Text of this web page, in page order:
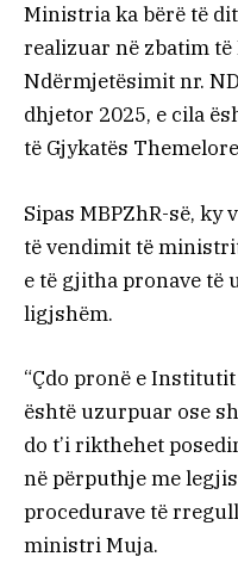
Ministria ka bërë të
realizuar në zbatim të
Ndërmjetësimit nr.
dhjetor 2025, e cila
të Gjykatës
Sipas MBPZhR-së,
të vendimit të
e të gjitha pronave
ligjshëm.
“Çdo pronë e
është uzurpuar ose
do t’i rikthehet
në përputhje me
procedurave të
ministri Muja.